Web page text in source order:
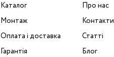
Каталог
Монтаж
Оплата і доставка
Гарантія
Про нас
Контакти
Статті
Блог